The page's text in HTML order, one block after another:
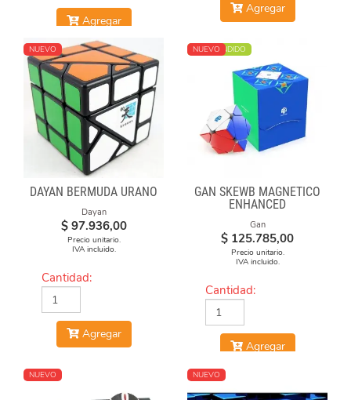
Agregar
Agregar
NUEVO
DAYAN BERMUDA URANO
Dayan
$ 97.936,00
Precio unitario.
IVA incluido.
Cantidad:
Agregar
MÁS VENDIDO
NUEVO
GAN SKEWB MAGNETICO
ENHANCED
Gan
$ 125.785,00
Precio unitario.
IVA incluido.
Cantidad:
Agregar
NUEVO NUEVO